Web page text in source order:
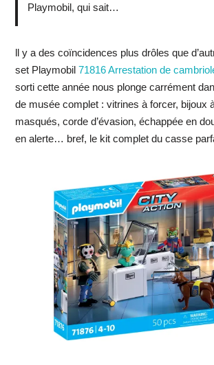
Playmobil, qui sait…
ll y a des coïncidences plus drôles que
set Playmobil 71816 Arrestation de
sorti cette année nous plonge carrément
de musée complet : vitrines à forcer, bijoux
masqués, corde d’évasion, échappée en
en alerte… bref, le kit complet du casse